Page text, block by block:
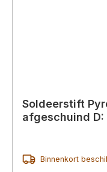
Soldeerstift
afgeschuind D:
Binnenkort